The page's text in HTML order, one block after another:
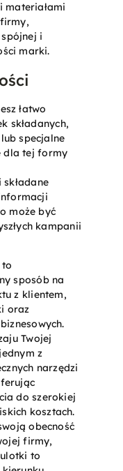
materiałami
i
marki.
łatwo
składanych,
specjalne
dla tej formy
może być
kampanii
to
sposób na
z klientem,
oraz
Twojej
z
narzędzi
do szerokiej
kosztach.
obecność
firmy,
to